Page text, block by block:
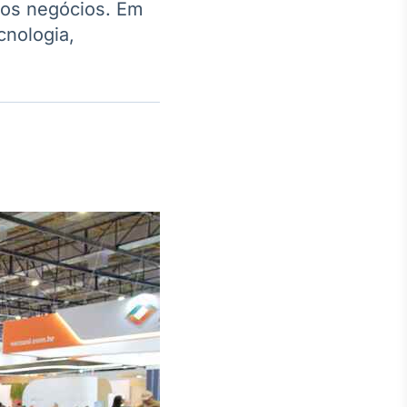
negócios. Em